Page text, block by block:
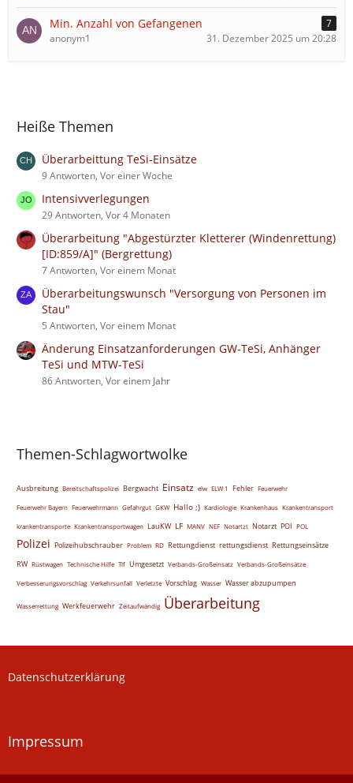
Min. Anzahl von Gefangenen
7
anonym1
31. Dezember 2025 um 20:28
Heiße Themen
Überarbeittung TeSi-Einsätze
9 Antworten, Vor einer Woche
Intensivverlegungen
29 Antworten, Vor 4 Monaten
Überarbeitung "Abgestürzter Kletterer (Windenrettung)
[ID:859/A]" (Bergrettung)
7 Antworten, Vor einem Monat
Überarbeitungswunsch "Versorgung von Personen im
Stau"
5 Antworten, Vor einem Monat
Änderung Einsatzanforderungen GW-TeSi, Anhänger
TeSi und MTW-TeSi
86 Antworten, Vor einem Jahr
Themen-Schlagwortwolke
Ausbreitung Bereitschaftspolizei Bergwacht Einsatz elw ELW 1 Fehler Feuerwehr
Feuerwehr Bayern Feuerwehrmann Gefahrgut GKW Hallo ;) Kardiologie Krankenhaus Krankentransport
krankentransporte Krankentransportwagen LauKW LF MANV NEF Notartzt Notarzt POI POL
Polizei Polizeihubschrauber Problem RD Rettungdienst rettungsdienst Rettungseinsätze
RW Rüstwagen Technische Hilfe Tlf Umgesetzt Verbands-Großeinsatz Verbands-Großeinsätze
Verbesserungsvorschlag Verkehrsunfall Verletzte Vorschlag Wasser Wasser abzupumpen
Wasserrettung Werkfeuerwehr Zeitaufwändig Überarbeitung
Datenschutzerklärung
Impressum